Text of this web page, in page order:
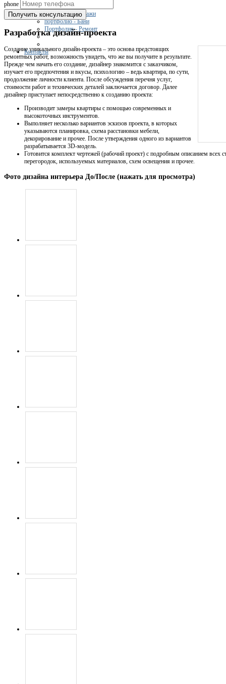
портфолио - Дома
портфолио - Гаражи
портфолио - Бани
Портфолио - Ремонт
Контакты
phone
Получить консультацию
Разработка дизайн-проекта
Создание уникального дизайн-проекта – это основа предстоящих
ремонтных работ, возможность увидеть, что же вы получите в результате.
Прежде чем начать его создание, дизайнер знакомится с заказчиком,
изучает его предпочтения и вкусы, психологию – ведь квартира, по сути,
продолжение личности клиента. После обсуждения перечня услуг,
стоимости работ и технических деталей заключается договор. Далее
дизайнер приступает непосредственно к созданию проекта:
Производит замеры квартиры с помощью современных и
высокоточных инструментов.
Выполняет несколько вариантов эскизов проекта, в которых
указываются планировка, схема расстановки мебели,
декорирование и прочее. После утверждения одного из вариантов
разрабатывается 3D-модель.
Готовится комплект чертежей (рабочий проект) с подробным описанием всех
перегородок, используемых материалов, схем освещения и прочее.
Фото дизайна интерьера До/После (нажать для просмотра)